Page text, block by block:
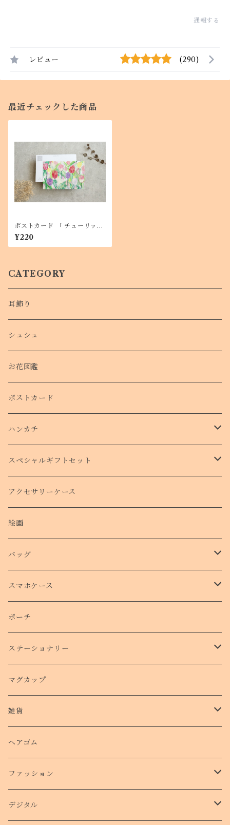
通報する
レビュー (290)
最近チェックした商品
ポストカード 「 チューリップ
」１枚 メッセージカードに
も
¥220
CATEGORY
耳飾り
シュシュ
お花図鑑
ポストカード
ハンカチ
タオルハンカチ
スペシャルギフトセット
クリスマスコフレ
アクセサリーケース
絵画
バッグ
トートバッグ
スマホケース
側面プリントハードケース
手帳型スマホケース
クリアケース
クッションバンパーケース
スマホリング
ショルダー付きケース
ポーチ
ステーショナリー
カード
クリアファイル
ステッカー
マグカップ
雑貨
パスケース
ヘアゴム
ファッション
Ｔシャツ
デジタル